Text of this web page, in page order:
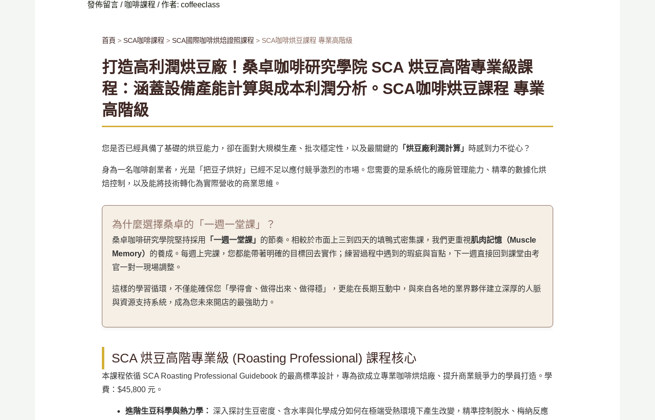
發佈留言 / 咖啡課程 / 作者: coffeeclass
首頁 > SCA咖啡課程> SCA國際咖啡烘焙證照課程> SCA咖啡烘豆課程 專業高階級
打造高利潤烘豆廠！桑卓咖啡研究學院 SCA 烘豆高階專業級課
程：涵蓋設備產能計算與成本利潤分析。SCA咖啡烘豆課程 專業
高階級
您是否已經具備了基礎的烘豆能力，卻在面對大規模生產、批次穩定性，以及最關鍵的 「烘豆廠利潤計算」 時感到力不從心？
身為一名咖啡創業者，光是「把豆子烘好」已經不足以應付競爭激烈的市場。您需要的是系統化的廠房管理能力、精準的數據化烘
焙控制，以及能將技術轉化為實際營收的商業思維。
為什麼選擇桑卓的「一週一堂課」？
桑卓咖啡研究學院堅持採用 「一週一堂課」 的節奏。相較於市面上三到四天的填鴨式密集課，我們更重視肌肉記憶（Muscle
Memory） 的養成。每週上完課，您都能帶著明確的目標回去實作；練習過程中遇到的瑕疵與盲點，下一週直接回到課堂由考
官一對一現場調整。
這樣的學習循環，不僅能確保您「學得會、做得出來、做得穩」，更能在長期互動中，與來自各地的業界夥伴建立深厚的人脈
與資源支持系統，成為您未來開店的最強助力。
SCA 烘豆高階專業級 (Roasting Professional) 課程核心
本課程依循 SCA Roasting Professional Guidebook 的最高標準設計，專為欲成立專業咖啡烘焙廠、提升商業競爭力的學員打造。學
費：$45,800 元。
進階生豆科學與熱力學： 深入探討生豆密度、含水率與化學成分如何在極端受熱環境下產生改變，精準控制脫水、梅納反應